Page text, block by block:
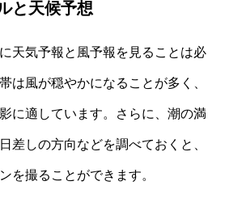
と天候予想
天気予報と風予報を見ることは必
は風が穏やかになることが多く、
に適しています。さらに、潮の満
差しの方向などを調べておくと、
を撮ることができます。